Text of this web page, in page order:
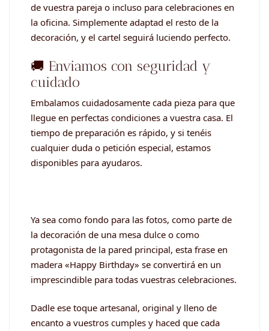
de vuestra pareja o incluso para celebraciones en
la oficina. Simplemente adaptad el resto de la
decoración, y el cartel seguirá luciendo perfecto.
🚚 Enviamos con seguridad y
cuidado
Embalamos cuidadosamente cada pieza para que
llegue en perfectas condiciones a vuestra casa. El
tiempo de preparación es rápido, y si tenéis
cualquier duda o petición especial, estamos
disponibles para ayudaros.
Ya sea como fondo para las fotos, como parte de
la decoración de una mesa dulce o como
protagonista de la pared principal, esta frase en
madera «Happy Birthday» se convertirá en un
imprescindible para todas vuestras celebraciones.
Dadle ese toque artesanal, original y lleno de
encanto a vuestros cumples y haced que cada